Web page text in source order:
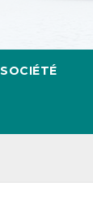
SOCIÉTÉ